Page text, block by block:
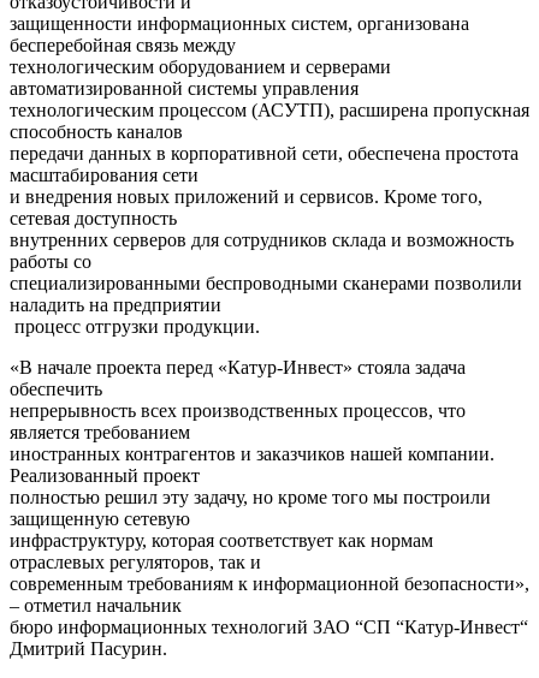
защищенности информационных систем, организована
бесперебойная связь между
технологическим оборудованием и серверами
автоматизированной системы управления
технологическим процессом (АСУТП), расширена пропускная
способность каналов
передачи данных в корпоративной сети, обеспечена простота
масштабирования сети
и внедрения новых приложений и сервисов. Кроме того,
сетевая доступность
внутренних серверов для сотрудников склада и возможность
работы со
специализированными беспроводными сканерами позволили
наладить на предприятии
процесс отгрузки продукции.
«В начале проекта перед «Катур-Инвест» стояла задача
обеспечить
непрерывность всех производственных процессов, что
является требованием
иностранных контрагентов и заказчиков нашей компании.
Реализованный проект
полностью решил эту задачу, но кроме того мы построили
защищенную сетевую
инфраструктуру, которая соответствует как нормам
отраслевых регуляторов, так и
современным требованиям к информационной безопасности»,
– отметил начальник
бюро информационных технологий ЗАО “СП “Катур-Инвест“
Дмитрий Пасурин.